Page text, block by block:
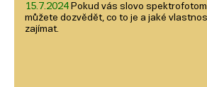
15.7.2024 Pokud vás slovo
můžete dozvědět, co to je a jaké
zajímat.